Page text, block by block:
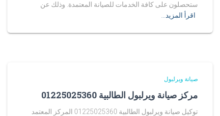
ستحصلون على كافة الخدمات للصيانة المعتمدة. وذلك عن
اقرأ المزيد…
صيانة ويرلبول
مركز صيانة ويرلبول الطالبية 01225025360
توكيل صيانة ويرلبول الطالبية 01225025360 المركز المعتمد